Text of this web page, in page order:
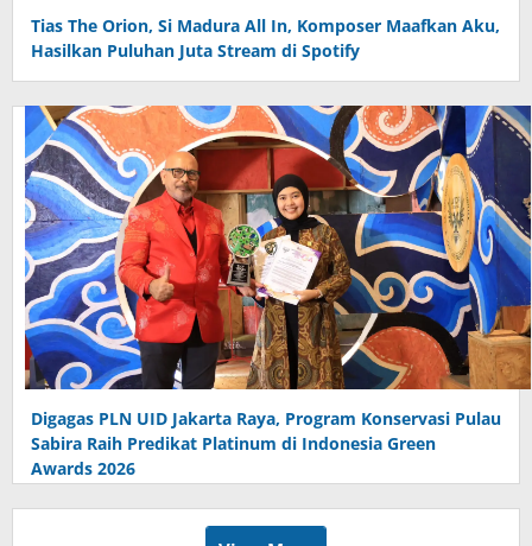
Tias The Orion, Si Madura All In, Komposer Maafkan Aku,
Hasilkan Puluhan Juta Stream di Spotify
Digagas PLN UID Jakarta Raya, Program Konservasi Pulau
Sabira Raih Predikat Platinum di Indonesia Green
Awards 2026